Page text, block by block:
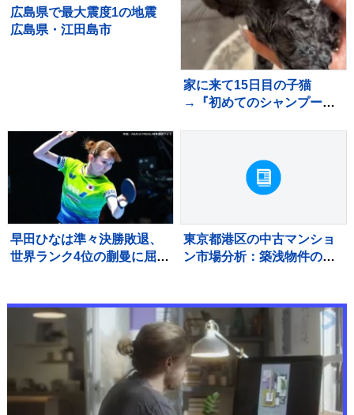
広島県で最大震度1の地震
広島県・江田島市
家に来て15日目の子猫
→『初めてのシャンプー』
れる人が続出
早田ひなは準々決勝敗退、
世界ランク4位の蒯曼に屈
ンピオンズ横浜】
東京都港区の中古マンショ
ン市場分析：築浅物件の滞